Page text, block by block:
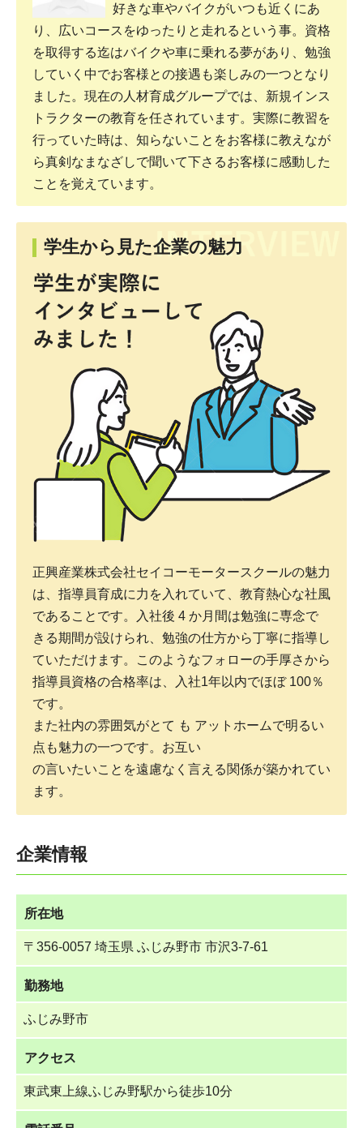
好きな車やバイクがいつも近くにあ
り、広いコースをゆったりと走れるという事。資格
を取得する迄はバイクや車に乗れる夢があり、勉強
していく中でお客様との接遇も楽しみの一つとなり
ました。現在の人材育成グループでは、新規インス
トラクターの教育を任されています。実際に教習を
行っていた時は、知らないことをお客様に教えなが
ら真剣なまなざしで聞いて下さるお客様に感動した
ことを覚えています。
学生から見た企業の魅力
正興産業株式会社セイコーモータースクールの魅力
は、指導員育成に力を入れていて、教育熱心な社風
であることです。入社後 4 か月間は勉強に専念で
きる期間が設けられ、勉強の仕方から丁寧に指導し
ていただけます。このようなフォローの手厚さから
指導員資格の合格率は、入社1年以内でほぼ 100％
です。
また社内の雰囲気がとて も アットホームで明るい
点も魅力の一つです。お互い
の言いたいことを遠慮なく言える関係が築かれてい
ます。
企業情報
所在地
〒356-0057 埼玉県 ふじみ野市 市沢3-7-61
勤務地
ふじみ野市
アクセス
東武東上線ふじみ野駅から徒歩10分